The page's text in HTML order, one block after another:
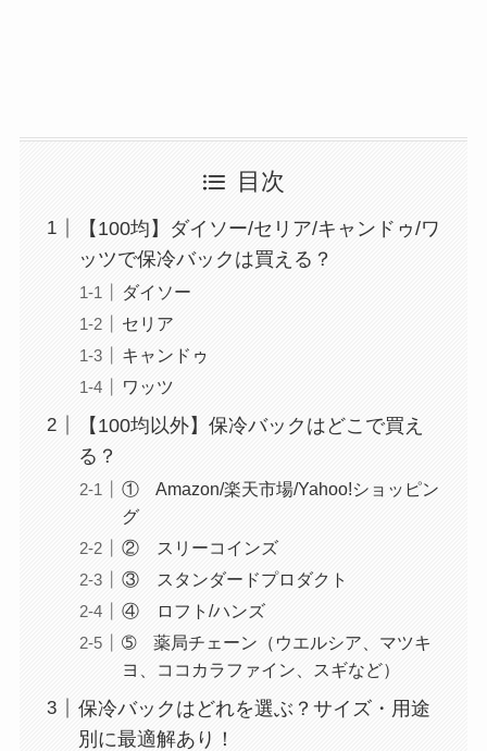
目次
【100均】ダイソー/セリア/キャンドゥ/ワ
ッツで保冷バックは買える？
ダイソー
セリア
キャンドゥ
ワッツ
【100均以外】保冷バックはどこで買え
る？
① Amazon/楽天市場/Yahoo!ショッピン
グ
② スリーコインズ
③ スタンダードプロダクト
④ ロフト/ハンズ
➄ 薬局チェーン（ウエルシア、マツキ
ヨ、ココカラファイン、スギなど）
保冷バックはどれを選ぶ？サイズ・用途
別に最適解あり！